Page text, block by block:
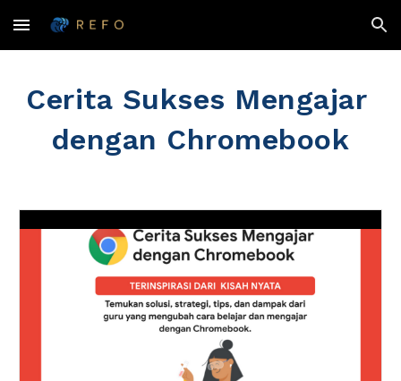
Skip to main content Skip to navigation
Cerita Sukses Mengajar
dengan Chromebook